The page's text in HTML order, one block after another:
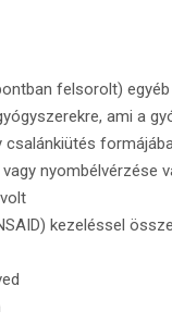
felsorolt)
ami a
nyombélvérzése
kezeléssel